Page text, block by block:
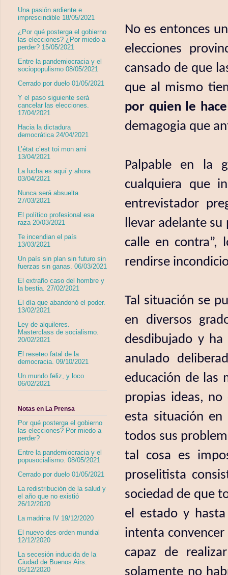
No es entonces
elecciones
cansado de que
que al mismo
por quien le
demagogia que
Palpable en la
cualquiera que
entrevistador
llevar adelante
calle en contra”,
rendirse
Tal situación se
en diversos
desdibujado y
anulado
educación de las
propias ideas, no
esta situación
todos sus
tal cosa es
proselitista
sociedad de que
el estado y
intenta
capaz de
solamente no
Una pasión ardiente e
imprescindible 18/05/2021
¿Por qué posterga el gobierno
las elecciones? ¿Por miedo a
perder? 15/05/2021
Entre la pandemiocracia y el
sociopopulismo 08/05/2021
Cerrado por duelo 01/05/2021
Y el paso siguiente será
cancelar las elecciones.
17/04/2021
Hacia la dictadura
democrática 24/04/2021
L’état c’est toi mon ami
13/04/2021
La lucha es aquí y ahora
03/04/2021
Nunca será absuelta
27/03/2021
El político profesional esa
raza 20/03/2021
Te incendian el país
13/03/2021
Un país sin plan sin futuro sin
fuerzas sin ganas. 06/03/2021
El extraño caso del hombre y
la bestia. 27/02/2021
El día que abandonó el poder.
13/02/2021
Ley de alquileres.
Masterclass de socialismo.
20/02/2021
El reseteo fatal de la
democracia. 09/10/2021
Un mundo feliz, y loco
06/02/2021
Notas en La Prensa
Por qué posterga el gobierno
las elecciones? Por miedo a
perder?
Entre la pandemiocracia y el
popusocialismo. 08/05/2021
Cerrado por duelo 01/05/2021
La redistribución de la salud y
el año que no existió
26/12/2020
La madrina IV 19/12/2020
El nuevo des-orden mundial
12/12/2020
La secesión inducida de la
Ciudad de Buenos Airs.
05/12/2020